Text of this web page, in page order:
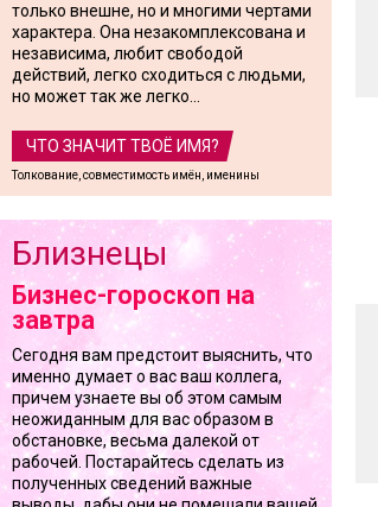
только внешне, но и многими чертами
характера. Она незакомплексована и
независима, любит свободой
действий, легко сходиться с людьми,
но может так же легко...
ЧТО ЗНАЧИТ ТВОЁ ИМЯ?
Толкование, совместимость имён, именины
Близнецы
Бизнес-гороскоп на
завтра
Сегодня вам предстоит выяснить, что
именно думает о вас ваш коллега,
причем узнаете вы об этом самым
неожиданным для вас образом в
обстановке, весьма далекой от
рабочей. Постарайтесь сделать из
полученных сведений важные